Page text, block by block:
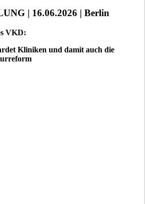
| 16.06.2026 | Berlin
VKD:
Kliniken und damit auch die